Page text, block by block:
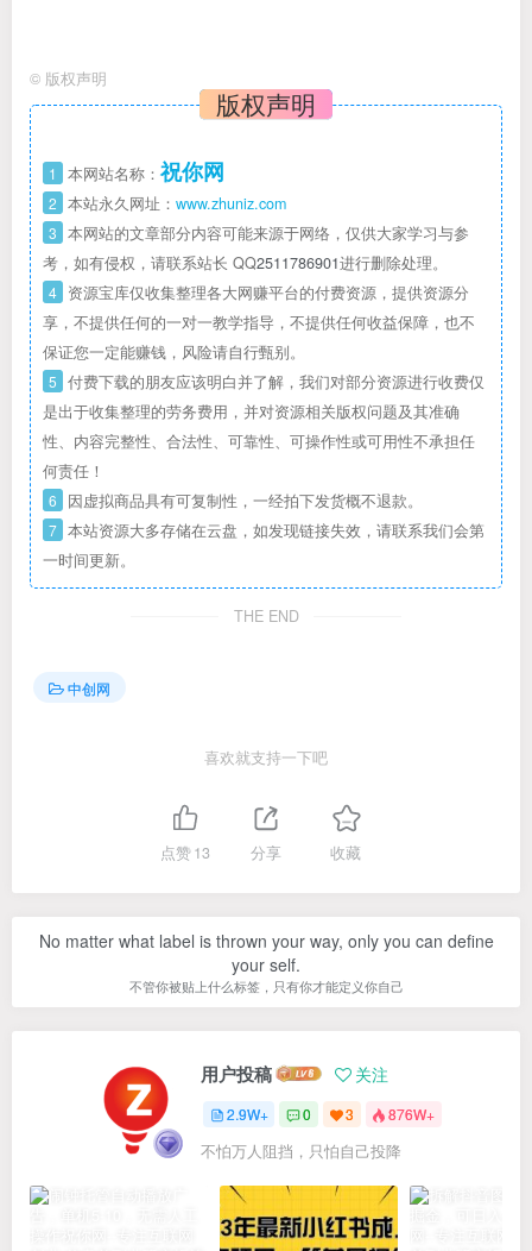
© 版权声明
版权声明
1 本网站名称： 祝你网
2 本站永久网址： www.zhuniz.com
3 本网站的文章部分内容可能来源于网络，仅供大家学习与参
考，如有侵权，请联系站长 QQ2511786901进行删除处理。
4 资源宝库仅收集整理各大网赚平台的付费资源，提供资源分
享，不提供任何的一对一教学指导，不提供任何收益保障，也不
保证您一定能赚钱，风险请自行甄别。
5 付费下载的朋友应该明白并了解，我们对部分资源进行收费仅
是出于收集整理的劳务费用，并对资源相关版权问题及其准确
性、内容完整性、合法性、可靠性、可操作性或可用性不承担任
何责任！
6 因虚拟商品具有可复制性，一经拍下发货概不退款。
7 本站资源大多存储在云盘，如发现链接失效，请联系我们会第
一时间更新。
THE END
中创网
喜欢就支持一下吧
点赞13 分享 收藏
No matter what label is thrown your way, only you can define
your self.
不管你被贴上什么标签，只有你才能定义你自己
用户投稿 关注
2.9W+ 0 3 876W+
不怕万人阻挡，只怕自己投降